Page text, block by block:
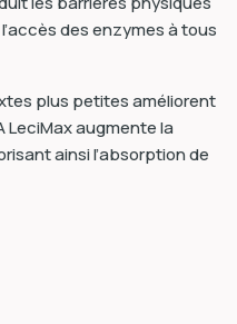
des enzymes à tous
plus petites améliorent
LeciMax augmente la
ainsi l’absorption de